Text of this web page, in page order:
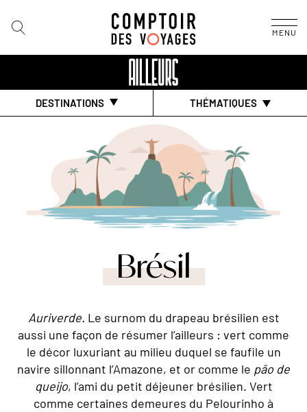
MENU
DESTINATIONS THÉMATIQUES
Brésil
Auriverde. Le surnom du drapeau brésilien est
aussi une façon de résumer l’ailleurs : vert comme
le décor luxuriant au milieu duquel se faufile un
navire sillonnant l’Amazone, et or comme le pão de
queijo, l’ami du petit déjeuner brésilien. Vert
comme certaines demeures du Pelourinho à